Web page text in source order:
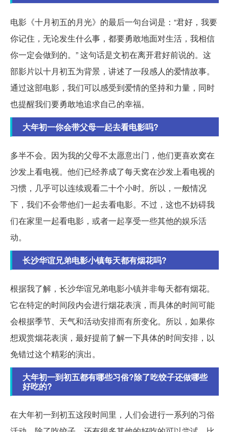
电影《十月初五的月光》的最后一句台词是：“君好，我要
你记住，无论发生什么事，都要勇敢地面对生活，我相信
你一定会做到的。” 这句话是文初在离开君好前说的。这
部影片以十月初五为背景，讲述了一段感人的爱情故事。
通过这部电影，我们可以感受到爱情的坚持和力量，同时
也提醒我们要勇敢地追求自己的幸福。
大年初一你会带父母一起去看电影吗?
多半不会。因为我的父母不太愿意出门，他们更喜欢窝在
沙发上看电视。他们已经养成了每天窝在沙发上看电视的
习惯，几乎可以连续观看二十个小时。所以，一般情况
下，我们不会带他们一起去看电影。不过，这也不妨碍我
们在家里一起看电影，或者一起享受一些其他的娱乐活
动。
长沙华谊兄弟电影小镇每天都有烟花吗?
根据我了解，长沙华谊兄弟电影小镇并非每天都有烟花。
它在特定的时间段内会进行烟花表演，而具体的时间可能
会根据季节、天气和活动安排而有所变化。所以，如果你
想观赏烟花表演，最好提前了解一下具体的时间安排，以
免错过这个精彩的演出。
大年初一到初五都有哪些习俗?除了吃饺子还做哪些
好吃的?
在大年初一到初五这段时间里，人们会进行一系列的习俗